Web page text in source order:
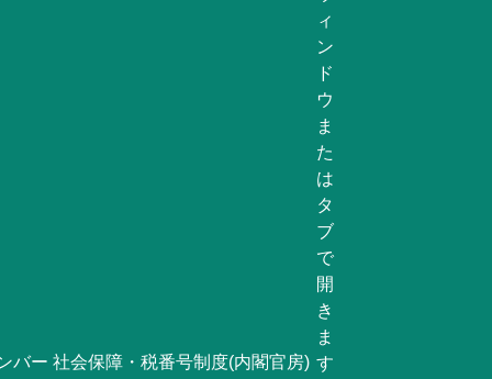
バー 社会保障・税番号制度(内閣官房)